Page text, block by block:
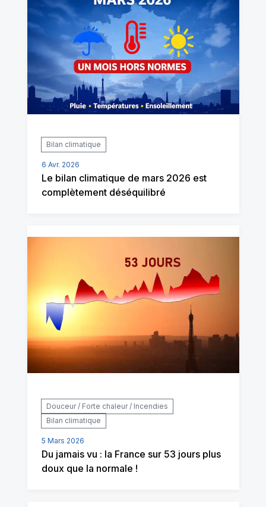
Bilan climatique
6 Avr. 2026
Le bilan climatique de mars 2026 est
complètement déséquilibré
Douceur / Forte chaleur / Incendies
Bilan climatique
5 Mars 2026
Du jamais vu : la France sur 53 jours plus
doux que la normale !